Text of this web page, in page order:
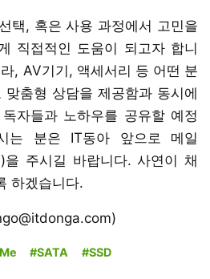
택, 혹은 사용 과정에서 고민을
직접적인 도움이 되고자 합니
, AV기기, 액세서리 등 어떤 분
춤형 상담을 제공함과 동시에
자들과 노하우를 공유할 예정
는 분은 IT동아 앞으로 메일
주시길 바랍니다. 사연이 채
하겠습니다.
#SATA #SSD